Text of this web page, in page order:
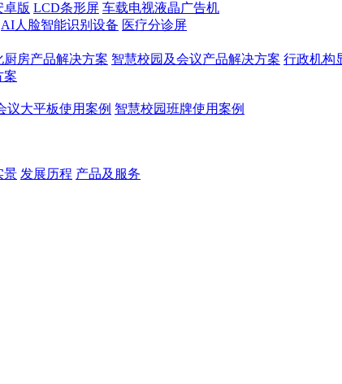
卓版 LCD条形屏 车载电视液晶广告机
AI人脸智能识别设备 医疗分诊屏
厨房产品解决方案 智慧校园及会议产品解决方案 行政机构
案
议大平板使用案例 智慧校园班牌使用案例
景 发展历程 产品及服务